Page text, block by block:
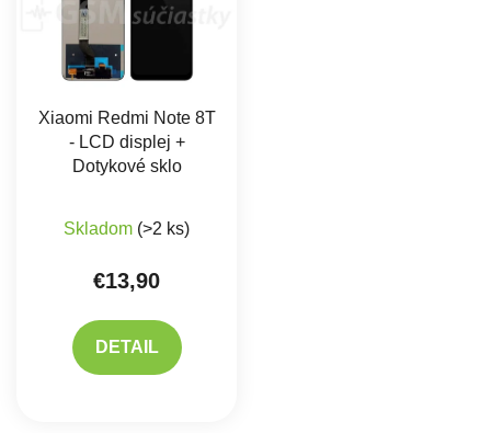
Xiaomi Redmi Note 8T
- LCD displej +
Dotykové sklo
Skladom (>2 ks)
€13,90
DETAIL